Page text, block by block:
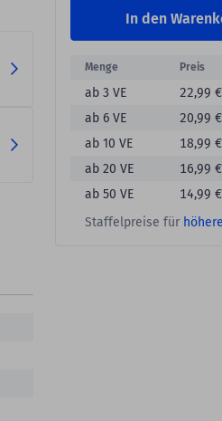
In den
Menge Preis
ab 3 VE 22,99 €
ab 6 VE
20,99 €
ab 10 VE
18,99 €
ab 20 VE
16,99 €
ab 50 VE
14,99 €
Staffelpreise für